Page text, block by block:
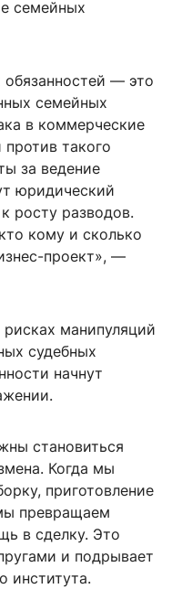
семейных
— это
семейных
в коммерческие
такого
за ведение
юридический
росту разводов.
кому и сколько
проект», —
манипуляций
судебных
начнут
становиться
Когда мы
приготовление
превращаем
в сделку. Это
и подрывает
института.